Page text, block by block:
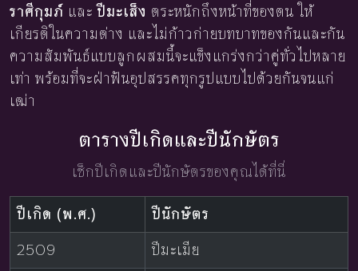
ราศีกุมภ์ และปีมะเส็ง ตระหนักถึงหน้าที่ของตน ให้
เกียรติในความต่าง และไม่ก้าวก่ายบทบาทของกันและกัน
ความสัมพันธ์แบบลูกผสมนี้จะแข็งแกร่งกว่าคู่ทั่วไปหลาย
เท่า พร้อมที่จะฝ่าฟันอุปสรรคทุกรูปแบบไปด้วยกันจนแก่
เฒ่า
ตารางปีเกิดและปีนักษัตร
เช็กปีเกิดและปีนักษัตรของคุณได้ที่นี่
ปีเกิด (พ.ศ.)
ปีนักษัตร
2509
ปีมะเมีย